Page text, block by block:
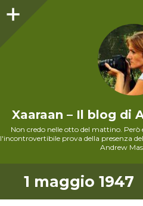
Xaaraan – Il blog di
Non credo nelle otto del mattino.
l'incontrovertibile prova della presenza
Andrew
1 maggio 1947